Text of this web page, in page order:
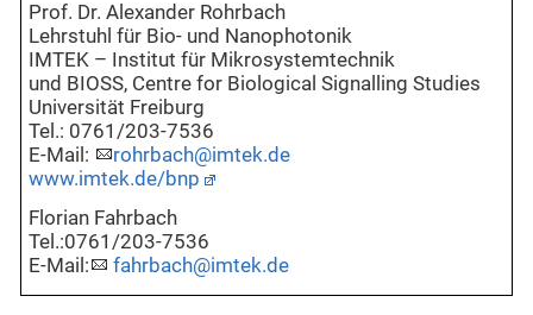
Prof. Dr. Alexander Rohrbach
Lehrstuhl für Bio- und Nanophotonik
IMTEK – Institut für Mikrosystemtechnik
und BIOSS, Centre for Biological Signalling Studies
Universität Freiburg
Tel.: 0761/203-7536
E-Mail:
rohrbach@imtek.de
www.imtek.de/bnp
Florian Fahrbach
Tel.:0761/203-7536
E-Mail:
fahrbach@imtek.de